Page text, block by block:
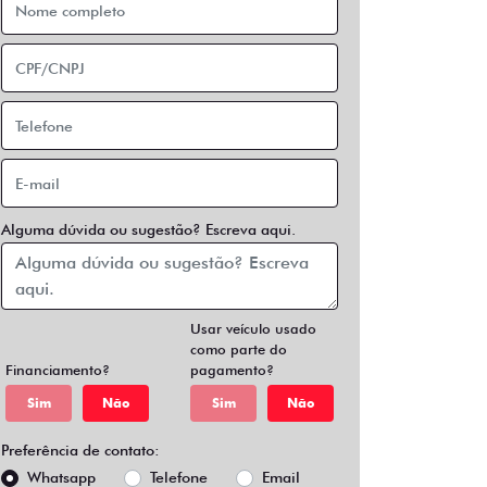
Alguma dúvida ou sugestão? Escreva aqui.
Financiamento?
Sim Não
Usar veículo usado
como parte do
pagamento?
Sim Não
Preferência de contato:
Whatsapp
Telefone Email